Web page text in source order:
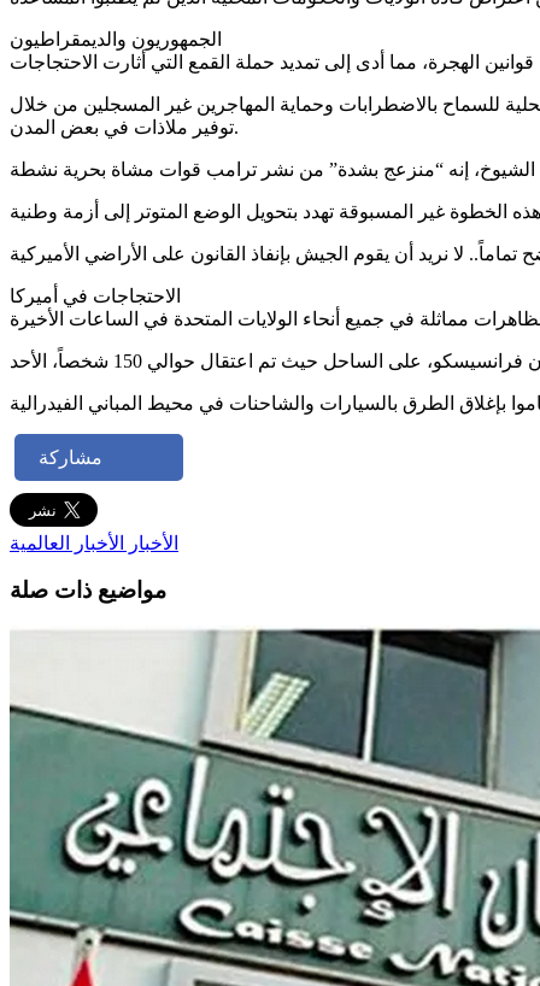
الجمهوريون والديمقراطيون
للسماح بالاضطرابات وحماية المهاجرين غير المسجلين من خلال
توفير ملاذات في بعض المدن.
الاحتجاجات في أميركا
مشاركة
الأخبار الأخبار العالمية
مواضيع ذات صلة